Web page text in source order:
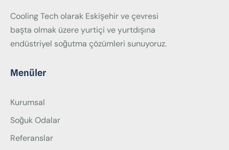
Cooling Tech olarak Eskişehir ve çevresi
başta olmak üzere yurtiçi ve yurtdışına
endüstriyel soğutma çözümleri sunuyoruz.
Menüler
Kurumsal
Soğuk Odalar
Referanslar